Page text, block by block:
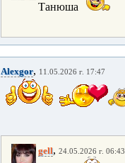
Танюша
Alexgor, 11.05.2026 г. 17:47
gell, 24.05.2026 г. 06:43